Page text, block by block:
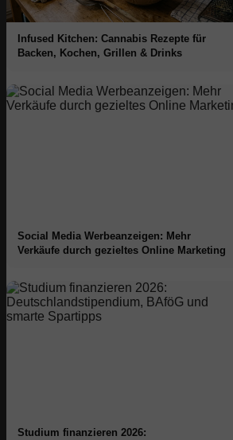
Infused Kitchen: Cannabis Rezepte für
Backen, Kochen, Grillen & Drinks
Social Media Werbeanzeigen: Mehr
Verkäufe durch gezieltes Online Marketing
Studium finanzieren 2026: